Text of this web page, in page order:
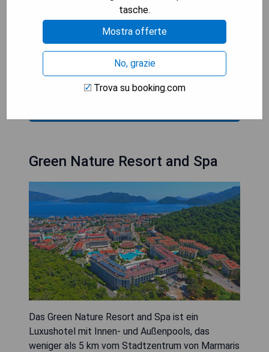
- Zugang zu einem privaten Strandbereich
- Vielfältige Freizeitmöglichkeiten vor Ort
- Kostenloses WLAN im gesamten Hotel
- Kostenlose Parkmöglichkeit für Gäste
Green Nature Resort and Spa
Das Green Nature Resort and Spa ist ein
Luxushotel mit Innen- und Außenpools, das
weniger als 5 km vom Stadtzentrum von Marmaris
tasche.
Mostra offerte
No, grazie
Trova su booking.com